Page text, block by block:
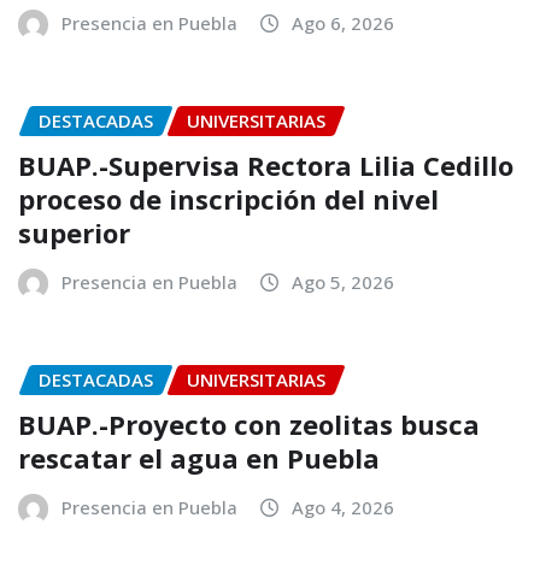
Presencia en Puebla Ago 6, 2026
DESTACADAS UNIVERSITARIAS
BUAP.-Supervisa Rectora Lilia Cedillo
proceso de inscripción del nivel
superior
Presencia en Puebla Ago 5, 2026
DESTACADAS UNIVERSITARIAS
BUAP.-Proyecto con zeolitas busca
rescatar el agua en Puebla
Presencia en Puebla Ago 4, 2026